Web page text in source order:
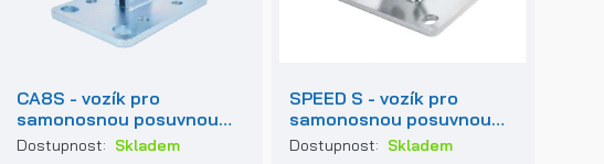
CA8S - vozík pro
samonosnou posuvnou
bránu do 400kg
Dostupnost: Skladem
SPEED S - vozík pro
samonosnou posuvnou
bránu do 400kg
Dostupnost: Skladem